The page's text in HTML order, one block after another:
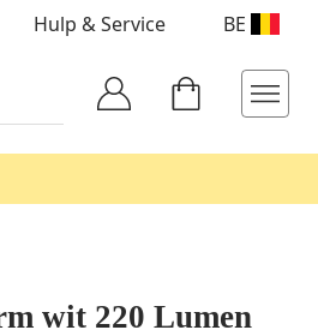
Hulp & Service BE
wit 220 Lumen